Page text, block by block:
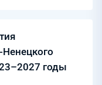
годы